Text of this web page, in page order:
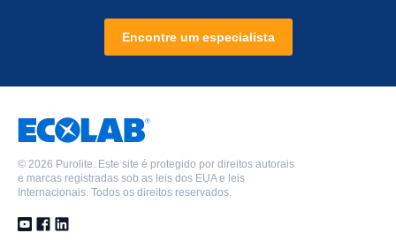
Encontre um especialista
© 2026 Purolite. Este site é protegido por direitos autorais
e marcas registradas sob as leis dos EUA e leis
Internacionais. Todos os direitos reservados.